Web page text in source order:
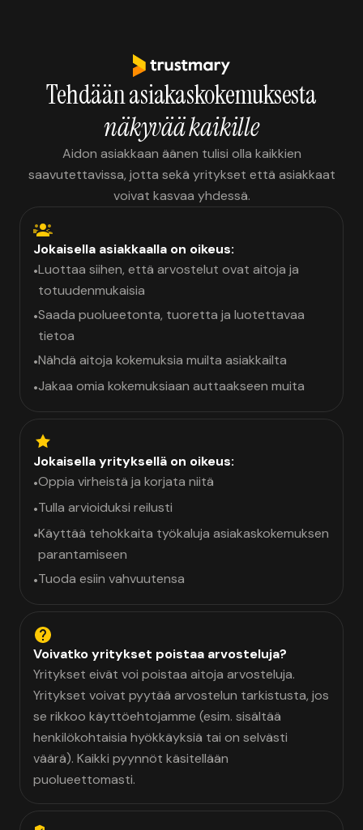
Tehdään asiakaskokemuksesta
näkyvää kaikille
Aidon asiakkaan äänen tulisi olla kaikkien
saavutettavissa, jotta sekä yritykset että asiakkaat
voivat kasvaa yhdessä.
Jokaisella asiakkaalla on oikeus:
•Luottaa siihen, että arvostelut ovat aitoja ja
totuudenmukaisia
•Saada puolueetonta, tuoretta ja luotettavaa
tietoa
•Nähdä aitoja kokemuksia muilta asiakkailta
•Jakaa omia kokemuksiaan auttaakseen muita
Jokaisella yrityksellä on oikeus:
•Oppia virheistä ja korjata niitä
•Tulla arvioiduksi reilusti
•Käyttää tehokkaita työkaluja asiakaskokemuksen
parantamiseen
•Tuoda esiin vahvuutensa
Voivatko yritykset poistaa arvosteluja?
Yritykset eivät voi poistaa aitoja arvosteluja.
Yritykset voivat pyytää arvostelun tarkistusta, jos
se rikkoo käyttöehtojamme (esim. sisältää
henkilökohtaisia hyökkäyksiä tai on selvästi
väärä). Kaikki pyynnöt käsitellään
puolueettomasti.